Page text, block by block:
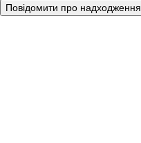
Повідомити про надходження